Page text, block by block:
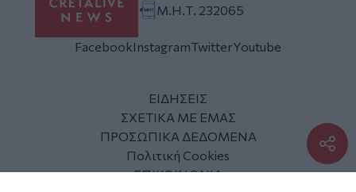
Μ.Η.Τ. 232065
FacebookInstagramTwitterYoutube
ΕΙΔΗΣΕΙΣ
ΣΧΕΤΙΚΑ ΜΕ ΕΜΑΣ
ΠΡΟΣΩΠΙΚΑ ΔΕΔΟΜΕΝΑ
Πολιτική Cookies
ΕΠΙΚΟΙΝΩΝΙΑ